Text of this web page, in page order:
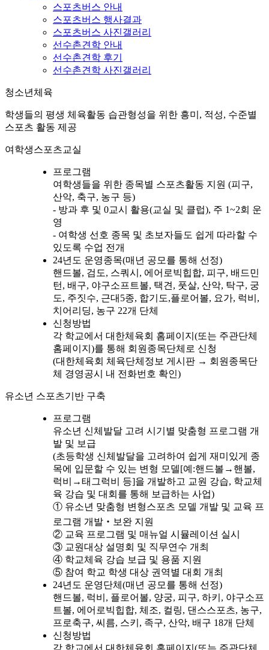
스포츠버스 안내
스포츠버스 행사결과
스포츠버스 사진갤러리
선수촌견학 안내
선수촌견학 후기
선수촌견학 사진갤러리
청소년체육
학생들의 평생 체육활동 습관형성을 위한 흥미, 적성, 수준별
스포츠 활동 제공
여학생스포츠교실
프로그램
여학생들을 위한 종목별 스포츠활동 지원 (피구,
산악, 축구, 농구 등)
- 방과 후 및 0교시 활용(교실 및 클럽), 주 1~2회 운
영
- 여학생 선호 종목 및 초보자들도 쉽게 따라할 수
있도록 수업 전개
24년도 운영종목(매년 공모를 통해 선정)
핸드볼, 검도, 스쿼시, 에어로빅힙합, 피구, 배드민
턴, 배구, 야구소프트볼, 택견, 풋살, 산악, 탁구, 궁
도, 주짓수, 근대5종, 합기도,플로어볼, 요가, 럭비,
치어리딩, 농구 22개 단체
신청방법
각 학교에서 대한체육회 홈페이지(또는 주관단체
홈페이지)를 통해 회원종목단체로 신청
(대한체육회 체육단체정보 게시판 → 회원종목단
체 경영공시 내 전화번호 확인)
유소년 스포츠기반 구축
프로그램
유소년 신체발달 고려 시기별 맞춤형 프로그램 개
발 및 보급
(초등학생 신체발달을 고려하여 쉽게 재미있게 종
목에 입문할 수 있는 변형 모델[예:핸드볼→핸볼,
럭비→태그럭비 등]을 개발하고 교원 강습, 학교체
육 강습 및 대회를 통해 보급하는 사업)
① 유소년 맞춤형 변형스포츠 모델 개발 및 교육 프
로그램 개발‧보완 지원
② 교육 프로그램 및 매뉴얼 시뮬레이션 실시
③ 교원대상 설명회 및 직무연수 개최
④ 학교체육 강습 보급 및 용품 지원
⑤ 참여 학교 학생 대상 권역별 대회 개최
24년도 운영단체(매년 공모를 통해 선정)
핸드볼, 럭비, 플로어볼, 양궁, 피구, 하키, 야구소프
트볼, 에어로빅힙합, 체조, 컬링, 댄스스포츠, 농구,
프로축구, 씨름, 스키, 족구, 산악, 배구 18개 단체
신청방법
각 학교에서 대한체육회 홈페이지(또는 주관단체